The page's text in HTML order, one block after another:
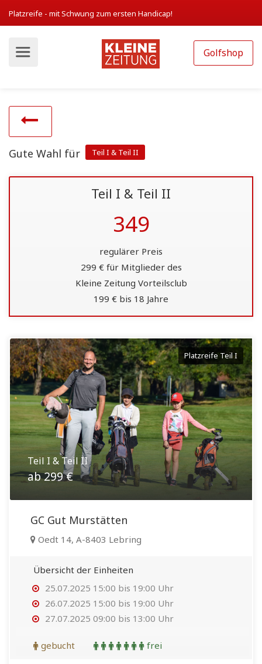
Platzreife - mit Schwung zum ersten Handicap!
Golfshop
Gute Wahl für Teil I & Teil II
Teil I & Teil II
349
regulärer Preis
299 € für Mitglieder des
Kleine Zeitung Vorteilsclub
199 € bis 18 Jahre
Platzreife Teil I
Teil I & Teil II
ab 299 €
GC Gut Murstätten
Oedt 14, A-8403 Lebring
Übersicht der Einheiten
25.07.2025 15:00 bis 19:00 Uhr
26.07.2025 15:00 bis 19:00 Uhr
27.07.2025 09:00 bis 13:00 Uhr
gebucht frei